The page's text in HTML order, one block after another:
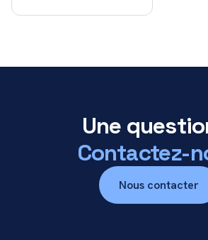
Une
Contactez-
Nous contacter